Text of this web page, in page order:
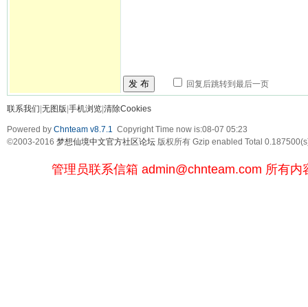
发 布 回复后跳转到最后一页
联系我们 无图版 手机浏览 清除Cookies
Powered by Chnteam v8.7.1 Copyright Time now is:08-07 05:23
©2003-2016 梦想仙境中文官方社区论坛 版权所有 Gzip enabled Total
管理员联系信箱 admin@chnteam.com 所有内